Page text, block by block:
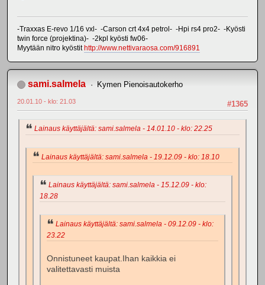
-Traxxas E-revo 1/16 vxl- -Carson crt 4x4 petrol- -Hpi rs4 pro2- -Kyösti
twin force (projektina)- -2kpl kyösti fw06-
Myytään nitro kyöstit http://www.nettivaraosa.com/916891
sami.salmela Kymen Pienoisautokerho
#1365
20.01.10 - klo: 21.03
Lainaus käyttäjältä: sami.salmela - 14.01.10 - klo: 22.25
Lainaus käyttäjältä: sami.salmela - 19.12.09 - klo: 18.10
Lainaus käyttäjältä: sami.salmela - 15.12.09 - klo:
18.28
Lainaus käyttäjältä: sami.salmela - 09.12.09 - klo:
23.22
Onnistuneet kaupat.Ihan kaikkia ei
valitettavasti muista